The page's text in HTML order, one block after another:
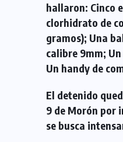
hallaron: Cinco
clorhidrato de
gramos); Una
calibre 9mm;
Un handy de
El detenido
9 de Morón por
se busca